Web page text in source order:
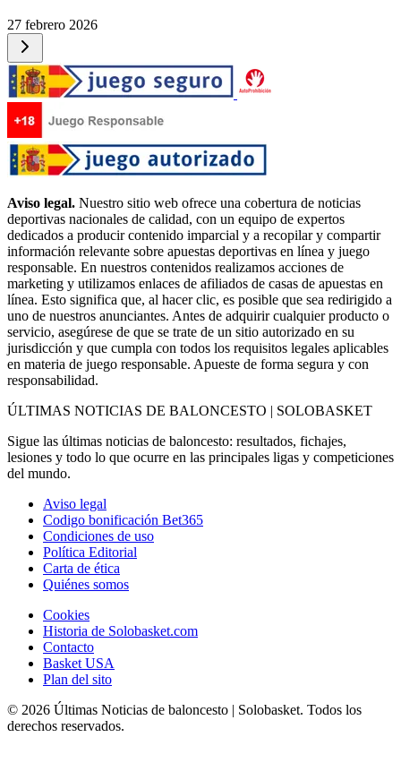
27 febrero 2026
Aviso legal. Nuestro sitio web ofrece una cobertura de noticias
deportivas nacionales de calidad, con un equipo de expertos
dedicados a producir contenido imparcial y a recopilar y compartir
información relevante sobre apuestas deportivas en línea y juego
responsable. En nuestros contenidos realizamos acciones de
marketing y utilizamos enlaces de afiliados de casas de apuestas en
línea. Esto significa que, al hacer clic, es posible que sea redirigido a
uno de nuestros anunciantes. Antes de adquirir cualquier producto o
servicio, asegúrese de que se trate de un sitio autorizado en su
jurisdicción y que cumpla con todos los requisitos legales aplicables
en materia de juego responsable. Apueste de forma segura y con
responsabilidad.
ÚLTIMAS NOTICIAS DE BALONCESTO | SOLOBASKET
Sigue las últimas noticias de baloncesto: resultados, fichajes,
lesiones y todo lo que ocurre en las principales ligas y competiciones
del mundo.
Aviso legal
Codigo bonificación Bet365
Condiciones de uso
Política Editorial
Carta de ética
Quiénes somos
Cookies
Historia de Solobasket.com
Contacto
Basket USA
Plan del sito
© 2026 Últimas Noticias de baloncesto | Solobasket. Todos los
derechos reservados.